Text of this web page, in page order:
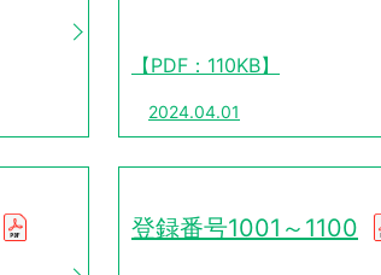
【PDF：110KB】
2024.04.01
登録番号1001～1100